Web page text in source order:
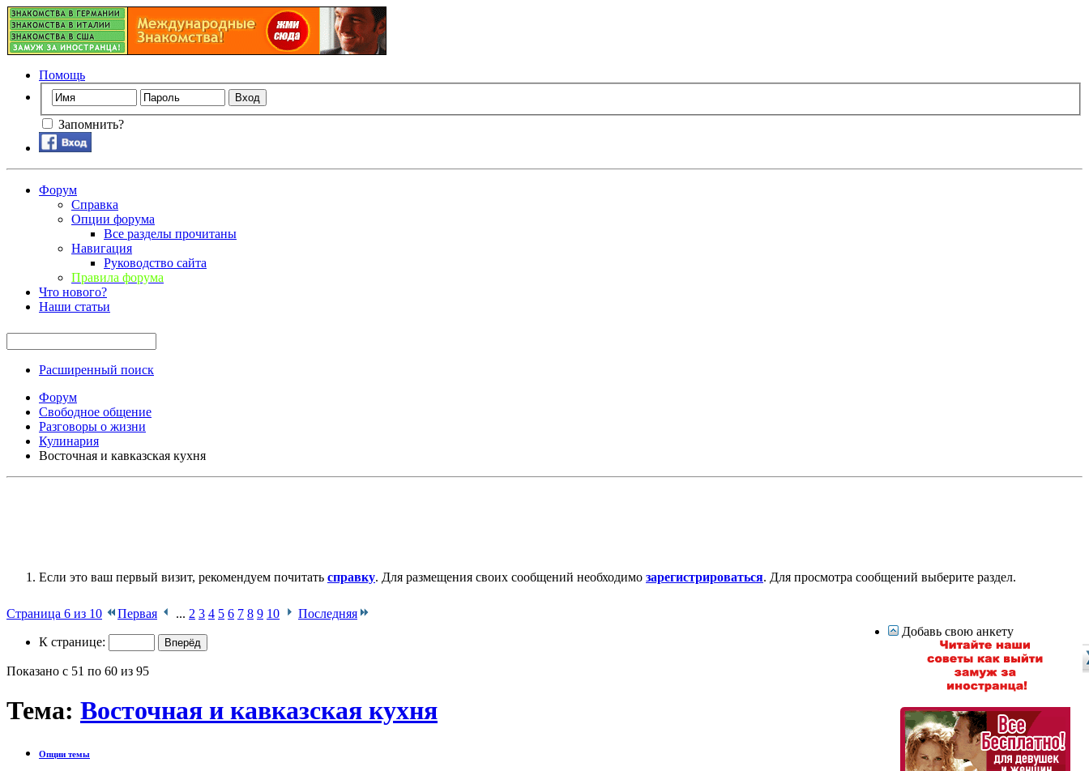
Помощь
Запомнить?
Форум
Справка
Опции форума
Все разделы прочитаны
Навигация
Руководство сайта
Правила форума
Что нового?
Наши статьи
Расширенный поиск
Форум
Свободное общение
Разговоры о жизни
Кулинария
Восточная и кавказская кухня
Если это ваш первый визит, рекомендуем почитать справку. Для размещения своих сообщений необходимо зарегистрироваться. Для просмотра сообщений выберите раздел.
Страница 6 из 10 Первая ... 2 3 4 5 6 7 8 9 10 Последняя
К странице:
Показано с 51 по 60 из 95
Тема: Восточная и кавказская кухня
Опции темы
Добавь свою анкету